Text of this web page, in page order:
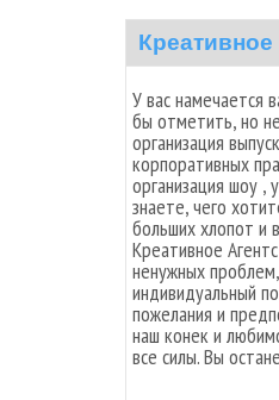
У вас намечается
бы отметить, но
организация
корпоративных
организация шоу ,
знаете, чего
больших хлопот и
Креативное
ненужных
индивидуальный
пожелания и
наш конек и
все силы. Вы